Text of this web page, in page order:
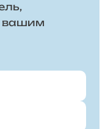
вашим